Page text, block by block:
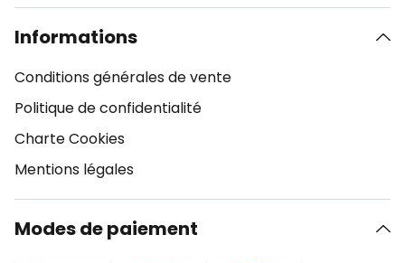
Informations
Conditions générales de vente
Politique de confidentialité
Charte Cookies
Mentions légales
Modes de paiement